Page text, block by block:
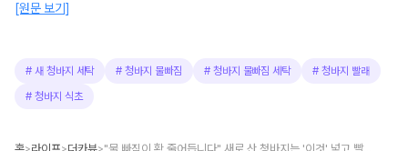
[원문 보기]
# 새 청바지 세탁 #청바지 물빠짐 # 청바지 물빠짐 세탁 #청바지 빨래
# 청바지 식초
> > >